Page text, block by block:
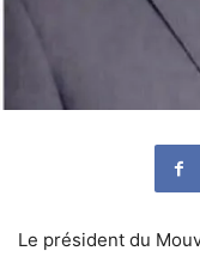
Le président du